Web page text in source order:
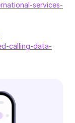
services-
calling-data-